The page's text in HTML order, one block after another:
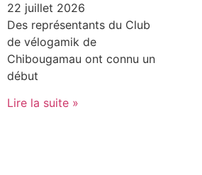
22 juillet 2026
Des représentants du Club
de vélogamik de
Chibougamau ont connu un
début
Lire la suite »